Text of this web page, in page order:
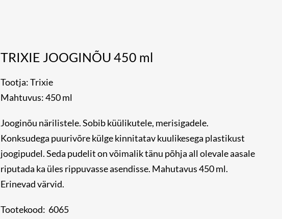
TRIXIE JOOGINÕU 450 ml
Tootja: Trixie
Mahtuvus: 450 ml
Jooginõu närilistele. Sobib küülikutele, merisigadele.
Konksudega puurivõre külge kinnitatav kuulikesega plastikust
joogipudel. Seda pudelit on võimalik tänu põhja all olevale aasale
riputada ka üles rippuvasse asendisse. Mahutavus 450 ml.
Erinevad värvid.
Tootekood: 6065